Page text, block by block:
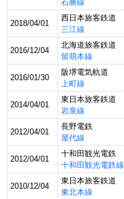
石勝線
2018/04/01
西日本旅客鉄道
三江線
2016/12/04
北海道旅客鉄道
留萌本線
2016/01/30
阪堺電気軌道
上町線
2014/04/01
東日本旅客鉄道
岩泉線
2012/04/01
長野電鉄
屋代線
2012/04/01
十和田観光電鉄
十和田観光電鉄線
2010/12/04
東日本旅客鉄道
東北本線